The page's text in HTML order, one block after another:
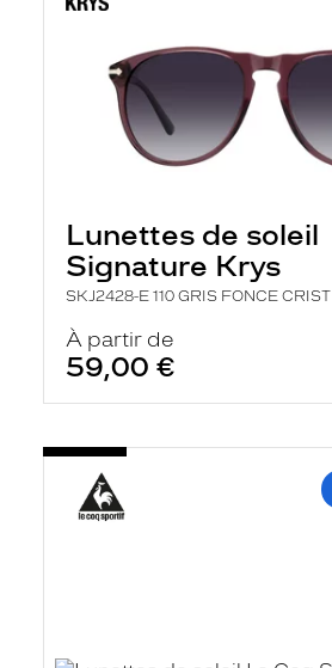
Lunettes de soleil
Signature Krys
SKJ2428-E 110 GRIS FONCE CRIST
À partir de
59,00 €